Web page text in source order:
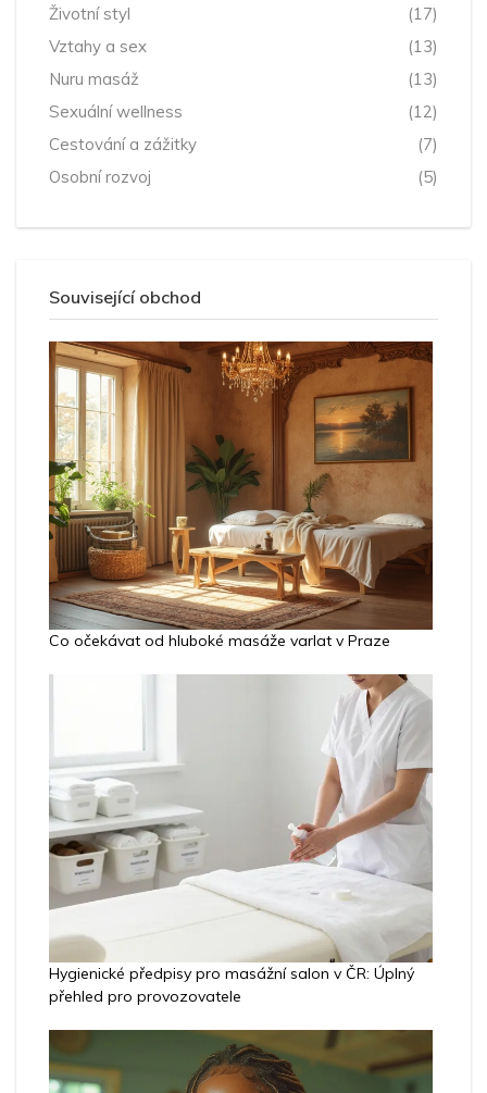
Životní styl
(17)
Vztahy a sex
(13)
Nuru masáž
(13)
Sexuální wellness
(12)
Cestování a zážitky
(7)
Osobní rozvoj
(5)
Související obchod
Co očekávat od hluboké masáže varlat v Praze
Hygienické předpisy pro masážní salon v ČR: Úplný
přehled pro provozovatele